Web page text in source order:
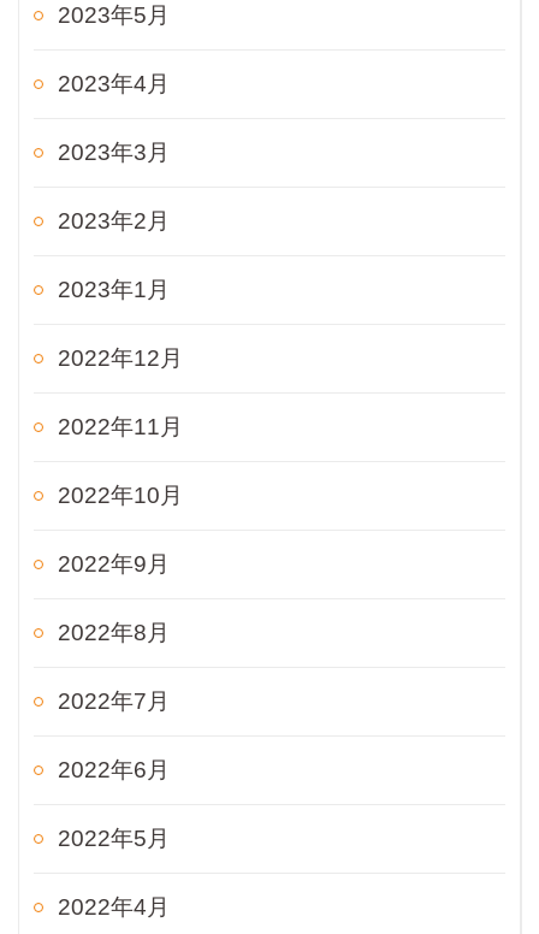
2023年5月
2023年4月
2023年3月
2023年2月
2023年1月
2022年12月
2022年11月
2022年10月
2022年9月
2022年8月
2022年7月
2022年6月
2022年5月
2022年4月